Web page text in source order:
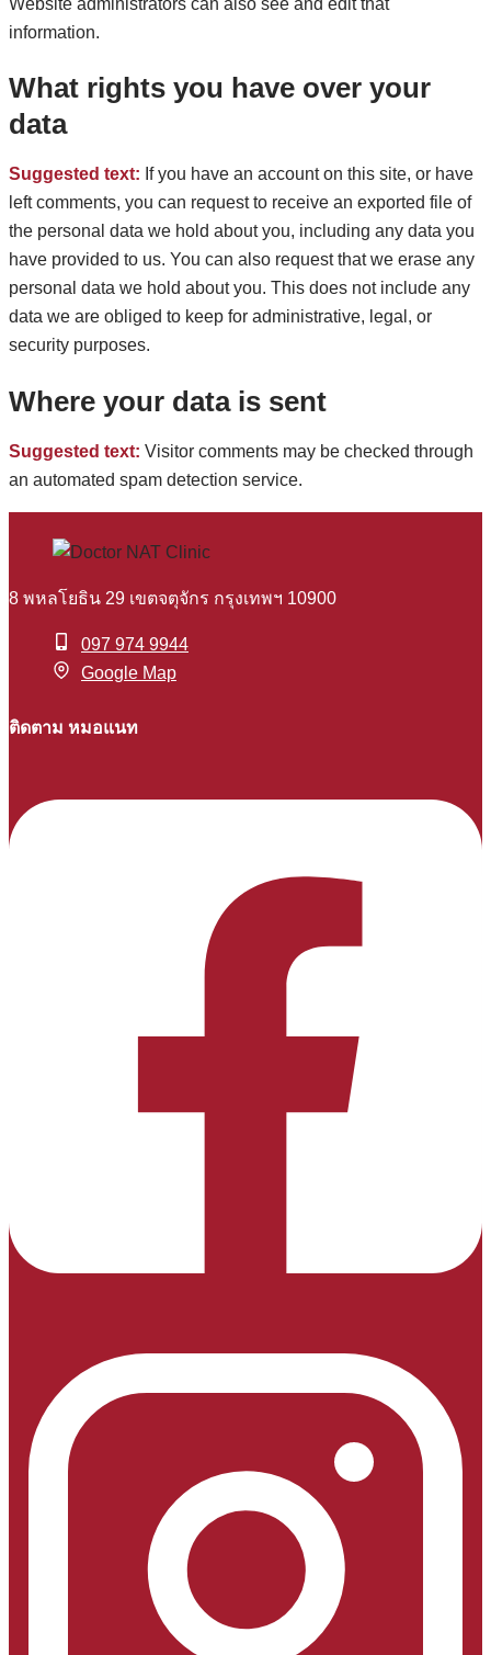
information.
What rights you have over your
data
Suggested text: If you have an account on this site, or have
left comments, you can request to receive an exported file of
the personal data we hold about you, including any data you
have provided to us. You can also request that we erase any
personal data we hold about you. This does not include any
data we are obliged to keep for administrative, legal, or
security purposes.
Where your data is sent
Suggested text: Visitor comments may be checked through
an automated spam detection service.
8 พหลโยธิน 29 เขตจตุจักร กรุงเทพฯ 10900
097 974 9944
Google Map
ติดตาม หมอแนท